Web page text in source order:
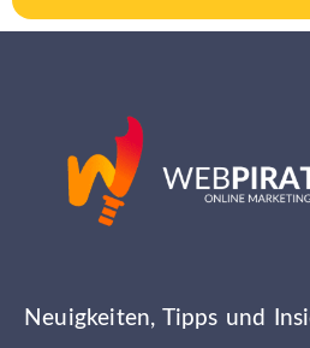
Neuigkeiten, Tipps und